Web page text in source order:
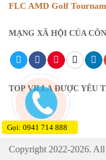
FLC AMD Golf
MẠNG XÃ HỘI CỦA
TOP VILLA ĐƯỢC YÊU
Copyright 2022-2026.
Gọi: 0941 714 888